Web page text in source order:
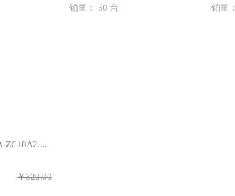
销量： 50 台 销量：
ZC18A2....
￥320.00